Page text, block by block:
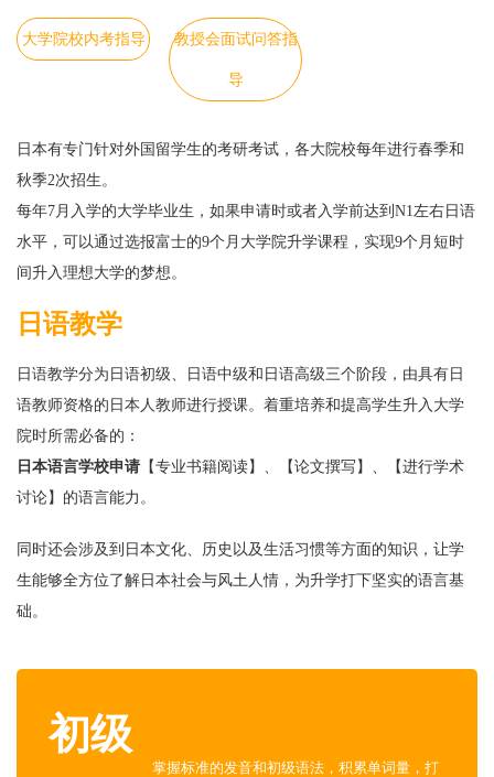
大学院校内考指导 教授会面试问答指
导
日本有专门针对外国留学生的考研考试，各大院校每年进行春季和
秋季2次招生。
每年7月入学的大学毕业生，如果申请时或者入学前达到N1左右日语
水平，可以通过选报富士的9个月大学院升学课程，实现9个月短时
间升入理想大学的梦想。
日语教学
日语教学分为日语初级、日语中级和日语高级三个阶段，由具有日
语教师资格的日本人教师进行授课。着重培养和提高学生升入大学
院时所需必备的：
日本语言学校申请 【专业书籍阅读】、【论文撰写】、【进行学术
讨论】的语言能力。
同时还会涉及到日本文化、历史以及生活习惯等方面的知识，让学
生能够全方位了解日本社会与风土人情，为升学打下坚实的语言基
础。
初级
掌握标准的发音和初级语法，积累单词量，打